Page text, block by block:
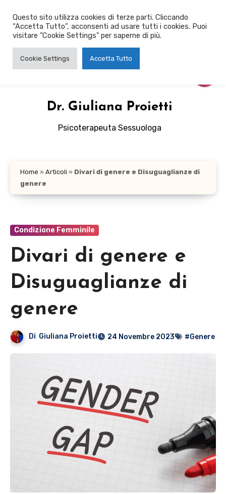
contenuto
Dr. Giuliana Proietti
Psicoterapeuta Sessuologa
Home » Articoli » Divari di genere e Disuguaglianze di
genere
Condizione Femminile
Divari di genere e
Disuguaglianze di
genere
Di Giuliana Proietti 24 Novembre 2023 #Genere
Questo sito utilizza cookies di terze parti. Cliccando
“Accetta Tutto”, acconsenti ad usare tutti i cookies. Puoi
visitare "Cookie Settings" per saperne di più.
Cookie Settings Accetta Tutto